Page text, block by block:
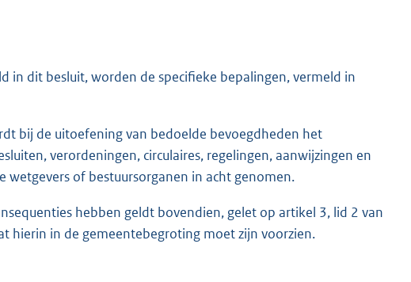
in dit besluit, worden de specifieke bepalingen, vermeld in
bij de uitoefening van bedoelde bevoegdheden het
verordeningen, circulaires, regelingen, aanwijzingen en
of bestuursorganen in acht genomen.
hebben geldt bovendien, gelet op artikel 3, lid 2 van
hierin in de gemeentebegroting moet zijn voorzien.